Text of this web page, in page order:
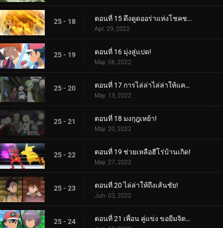
25 - 18 ตอนที่ 15 ดึงดูดออร่าแห่งโชคชะตา!
Apr. 29, 2022
25 - 19 ตอนที่ 16 มุ่งสู่แปด!
May. 06, 2022
25 - 20 ตอนที่ 17 การไล่ล่าไล่ล่าให้แคบลง!
May. 13, 2022
25 - 21 ตอนที่ 18 มงกุฎเหย้า!
May. 20, 2022
25 - 22 ตอนที่ 19 ช่วยเหลือฮีโร่บ้านเกิด!
May. 27, 2022
25 - 23 ตอนที่ 20 ไล่ล่าให้ถึงเส้นชัย!
Jun. 03, 2022
25 - 24 ตอนที่ 21 เพื่อน คู่แข่ง ขอยืมจิตวิญญาณของคุณมาให้ฉัน!